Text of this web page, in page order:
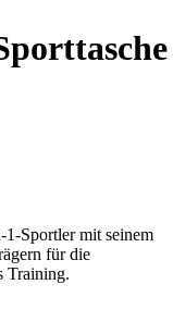
1-Sportler mit seinem
für die
Training.